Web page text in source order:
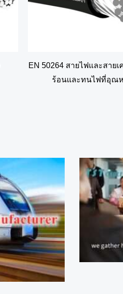
EN 50264 สายไฟและสาย
ร้อนและทนไฟที่อุณ